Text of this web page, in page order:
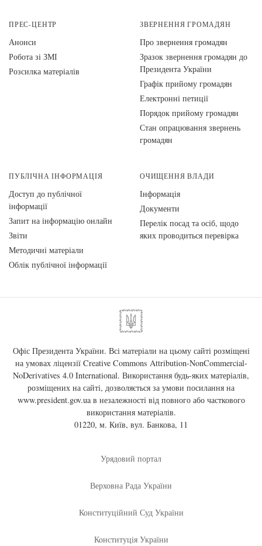
ПРЕС-ЦЕНТР
Анонси
Робота зі ЗМІ
Розсилка матеріалів
ЗВЕРНЕННЯ ГРОМАДЯН
Про звернення громадян
Зразок звернення громадян до
Президента України
Графік прийому громадян
Електронні петиції
Порядок прийому громадян
Стан опрацювання звернень
громадян
ПУБЛІЧНА ІНФОРМАЦІЯ
Доступ до публічної
інформації
Запит на інформацію онлайн
Звіти
Методичні матеріали
Облік публічної інформації
ОЧИЩЕННЯ ВЛАДИ
Інформація
Документи
Перелік посад та осіб, щодо
яких проводиться перевірка
Офіс Президента України. Всі матеріали на цьому сайті розміщені
на умовах ліцензії Creative Commons Attribution-NonCommercial-
NoDerivatives 4.0 International. Використання будь-яких матеріалів,
розміщених на сайті, дозволяється за умови посилання на
www.president.gov.uaв незалежності від повного або часткового
використання матеріалів.
01220, м. Київ, вул. Банкова, 11
Урядовий портал
Верховна Рада України
Конституційний Суд України
Конституція України